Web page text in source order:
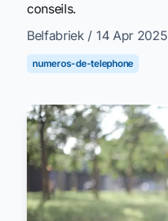
conseils.
Belfabriek / 14 Apr 2025
numeros-de-telephone